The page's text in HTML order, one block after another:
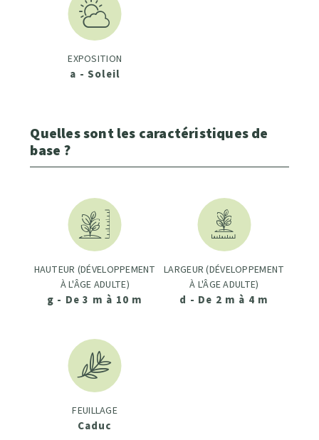
EXPOSITION
a - Soleil
Quelles sont les caractéristiques de
base ?
HAUTEUR (DÉVELOPPEMENT
À L'ÂGE ADULTE)
g - De 3 m à 10 m
LARGEUR (DÉVELOPPEMENT
À L'ÂGE ADULTE)
d - De 2 m à 4 m
FEUILLAGE
Caduc